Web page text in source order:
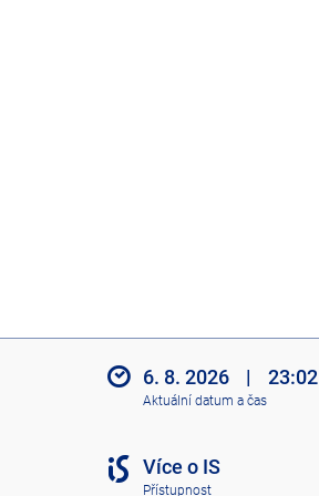
6. 8. 2026 | 23:02
Aktuální datum a čas
Více o IS
Přístupnost